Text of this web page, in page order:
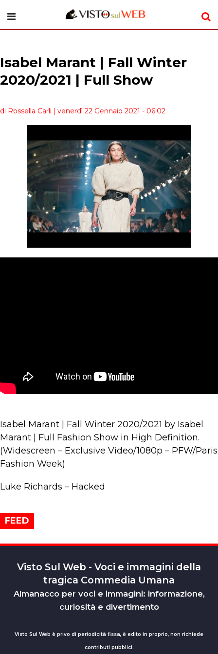
Isabel Marant | Fall Winter
2020/2021 | Full Show
di Rossella Carli | venerdì 22 Gennaio 2021 - 06:02
Isabel Marant | Fall Winter 2020/2021 by Isabel
Marant | Full Fashion Show in High Definition.
(Widescreen – Exclusive Video/1080p – PFW/Paris
Fashion Week)
Luke Richards – Hacked
FEED
Visto Sul Web - Voci e immagini della
tragica Commedia Umana
Almanacco per voci e immagini: informazione,
curiosità e divertimento
Visto Sul Web è privo di periodicità fissa, è edito in proprio, non richiede
contributi pubblici.